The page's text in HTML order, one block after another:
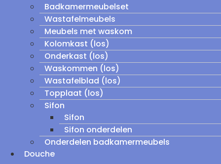
Badkamermeubelset
Wastafelmeubels
Meubels met waskom
Kolomkast (los)
Onderkast (los)
Waskommen (los)
Wastafelblad (los)
Topplaat (los)
Sifon
Sifon
Sifon onderdelen
Onderdelen badkamermeubels
Douche